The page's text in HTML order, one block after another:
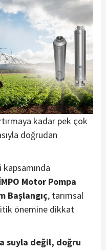
kadar pek çok
doğrudan
kapsamında
Motor Pompa
Başlangıç, tarımsal
önemine dikkat
suyla değil, doğru